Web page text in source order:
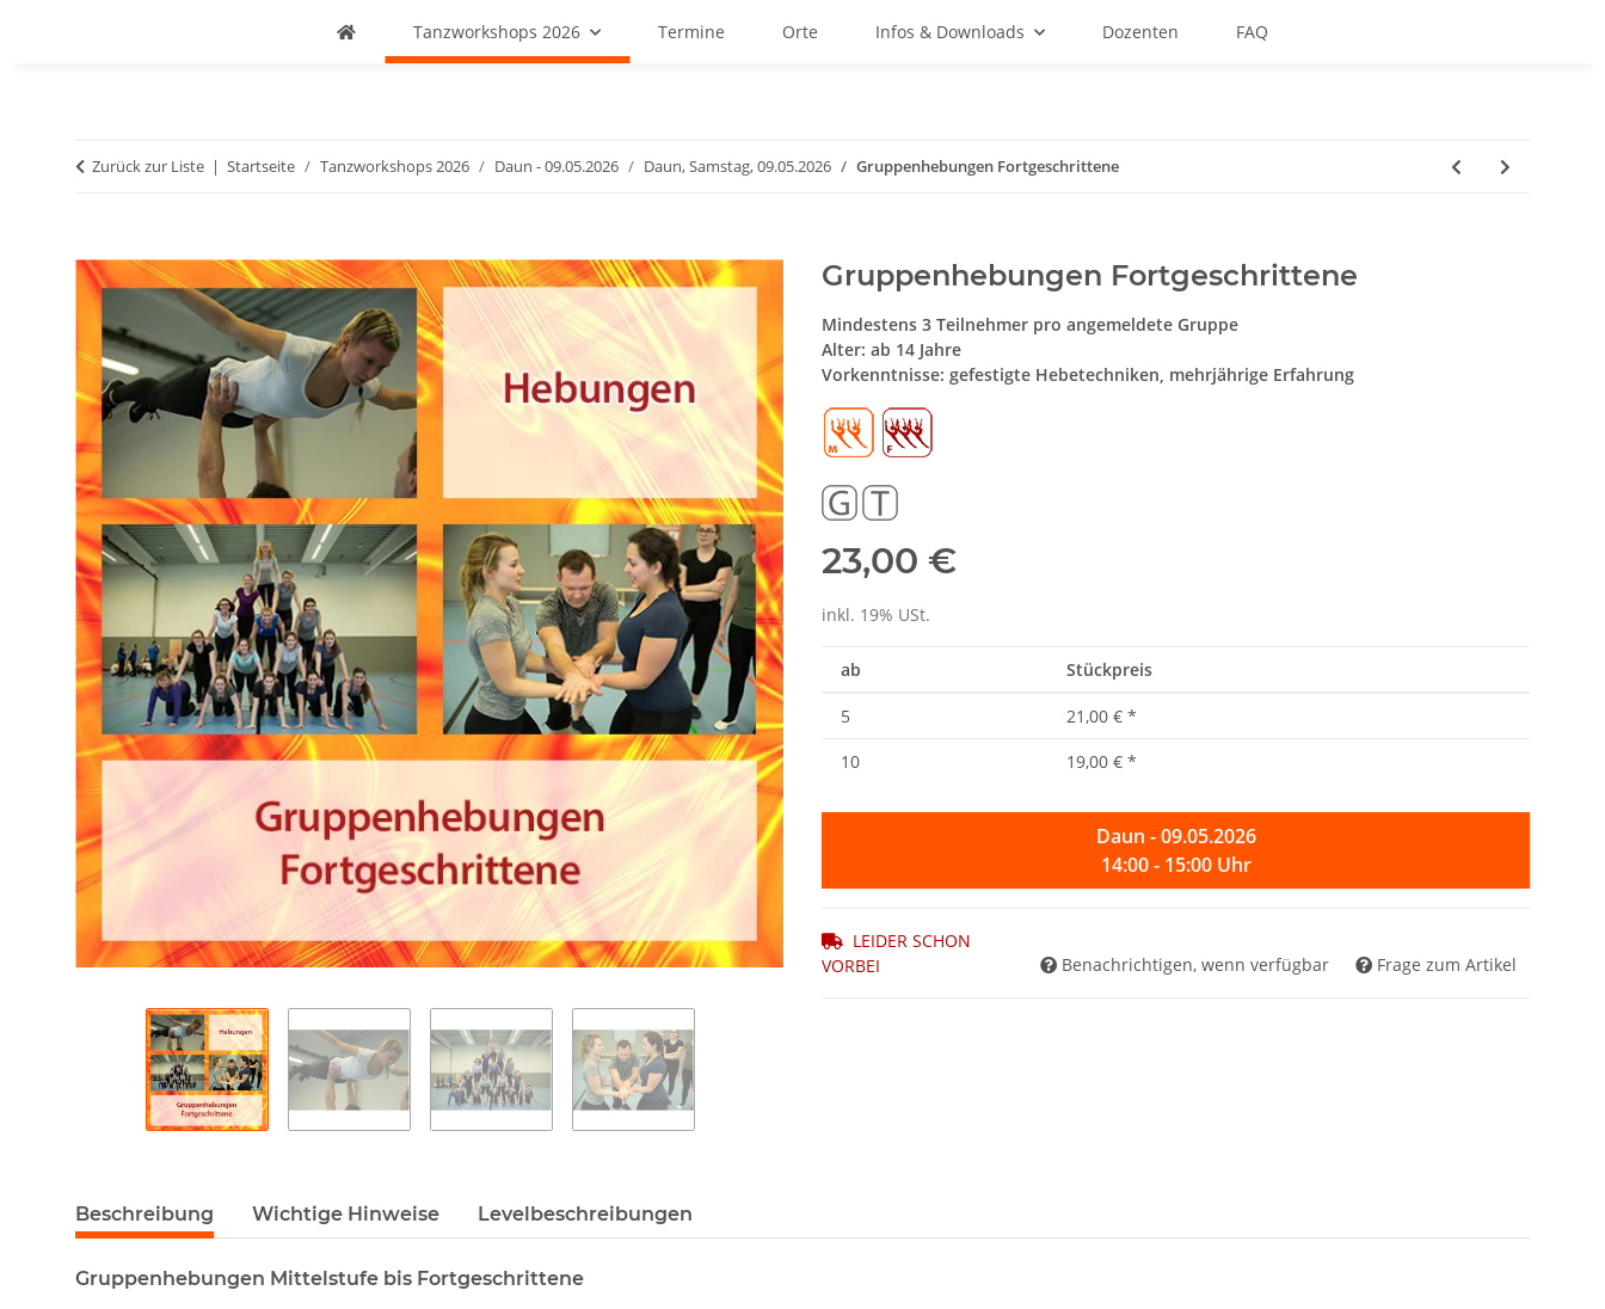
Tanzworkshops 2026 Termine Orte Infos & Downloads Dozenten FAQ
Zurück zur Liste Startseite Tanzworkshops 2026 Daun - 09.05.2026 Daun, Samstag, 09.05.2026 Gruppenhebungen Fortgeschrittene
Gruppenhebungen Fortgeschrittene
Mindestens 3 Teilnehmer pro angemeldete Gruppe
Alter: ab 14 Jahre
Vorkenntnisse: gefestigte Hebetechniken, mehrjährige Erfahrung
23,00 €
inkl. 19% USt.
ab Stückpreis
5 21,00 € *
10
19,00 € *
Daun - 09.05.2026
14:00 - 15:00 Uhr
LEIDER SCHON
VORBEI
Benachrichtigen, wenn verfügbar Frage zum Artikel
Beschreibung Wichtige Hinweise Levelbeschreibungen
Gruppenhebungen Mittelstufe bis Fortgeschrittene